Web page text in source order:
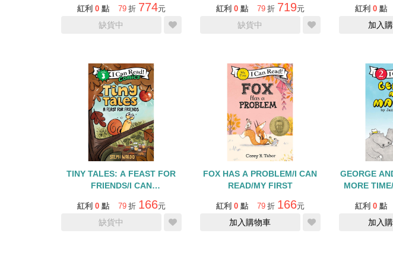
紅利 0 點 79 折 774元
缺貨中
紅利 0 點 79 折 719元
缺貨中
紅利 0 點
加入
TINY TALES: A FEAST FOR
FRIENDS/I CAN
紅利 0 點 79 折 166元
缺貨中
FOX HAS A PROBLEM/I CAN
READ/MY FIRST
紅利 0 點 79 折 166元
加入購物車
GEORGE
MORE
紅利 0 點
加入